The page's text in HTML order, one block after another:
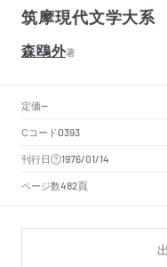
筑摩現代文学大
森鴎外著
定価--
Cコード0393
刊行日
1976/01/14
ページ数482頁